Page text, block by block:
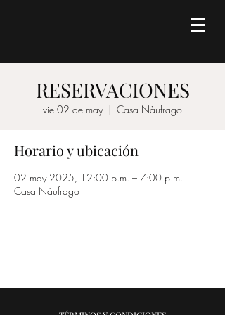
RESERVACIONES
vie 02 de may
  |
Casa Nàufrago
Horario y ubicación
02 may 2025, 12:00 p.m. – 7:00 p.m.
Casa Nàufrago